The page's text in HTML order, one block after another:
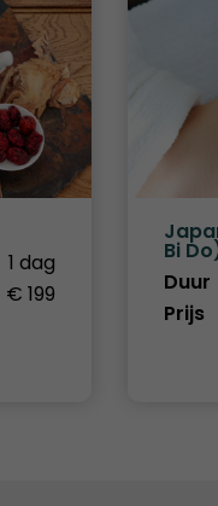
1 dag
€ 199
Bi
Duur
Prijs